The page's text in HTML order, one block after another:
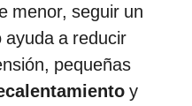
menor, seguir un
ayuda a reducir
pequeñas
y